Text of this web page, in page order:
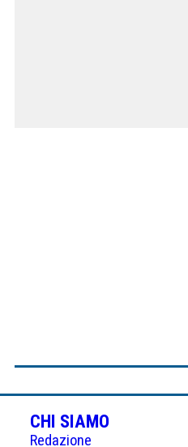
CHI SIAMO
Redazione